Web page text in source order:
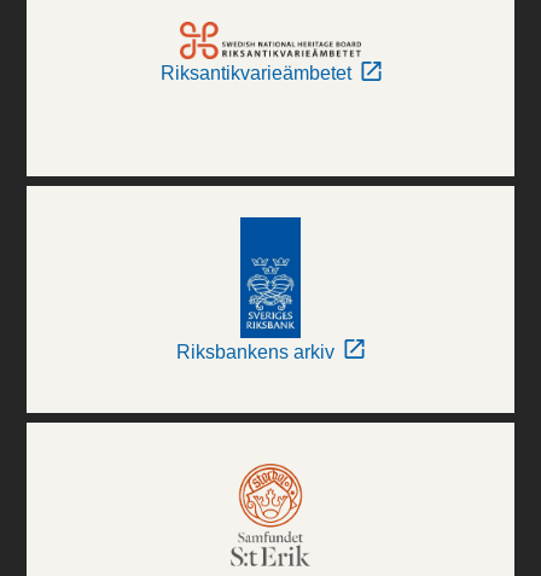
Riksantikvarieämbetet
Riksbankens arkiv